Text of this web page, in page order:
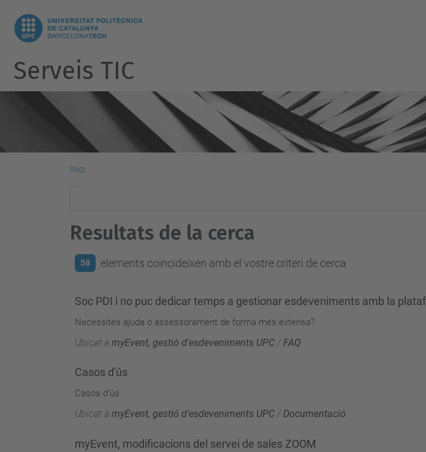
Serveis TIC
Inici
Resultats de la cerca
58 elements coincideixen amb el vostre criteri de cerca
Soc PDI i no puc dedicar temps a gestionar esdeveniments amb la
Necessites ajuda o assessorament de forma més extensa?
Ubicat a myEvent, gestió d'esdeveniments UPC / FAQ
Casos d'ús
Casos d'ús
Ubicat a myEvent, gestió d'esdeveniments UPC /Documentació
myEvent, modificacions del servei de sales ZOOM